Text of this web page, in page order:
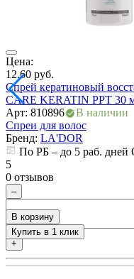
Цена:
12.60 руб.
Спрей кератиновый
CARE KERATIN PPT 30
Арт: 810896
В наличии
Спреи для волос
Бренд: LA'DOR
По РБ – до 5 раб. дней
5
0 отзывов
–
+
В корзину
Купить в 1 клик